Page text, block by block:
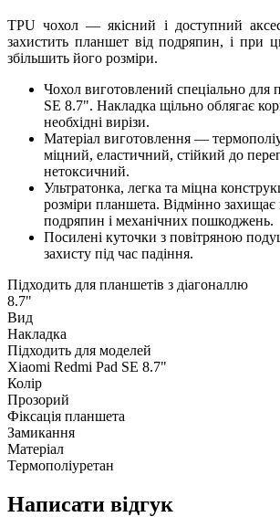
TPU чохол — якісний і доступний
захистить планшет від подряпин, і при
збільшить його розміри.
Чохол виготовлений спеціально для
SE 8.7". Накладка щільно облягає
необхідні вирізи.
Матеріал виготовлення —
міцний, еластичний, стійкий до
нетоксичний.
Ультратонка, легка та міцна
розміри планшета. Відмінно захищає
подряпин і механічних пошкоджень.
Посилені куточки з повітряною
захисту під час падіння.
Підходить для планшетів з діагоналлю
8.7"
Вид
Накладка
Підходить для моделей
Xiaomi Redmi Pad SE 8.7"
Колір
Прозорий
Фіксація планшета
Замикання
Матеріал
Термополіуретан
Написати відгук